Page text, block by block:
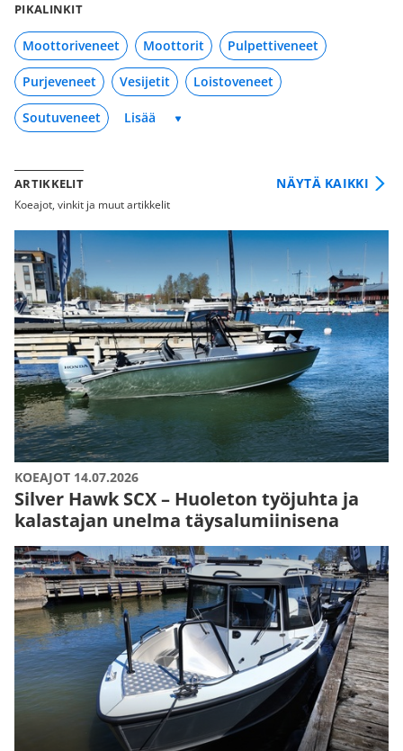
PIKALINKIT
Moottoriveneet Moottorit Pulpettiveneet
Purjeveneet Vesijetit Loistoveneet
Soutuveneet
ARTIKKELIT NÄYTÄ KAIKKI
Koeajot, vinkit ja muut artikkelit
KOEAJOT 14.07.2026
Silver Hawk SCX – Huoleton työjuhta ja
kalastajan unelma täysalumiinisena